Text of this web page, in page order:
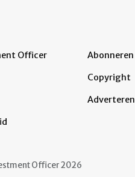
Officer Abonneren
Copyright
Adverteren
Officer 2026